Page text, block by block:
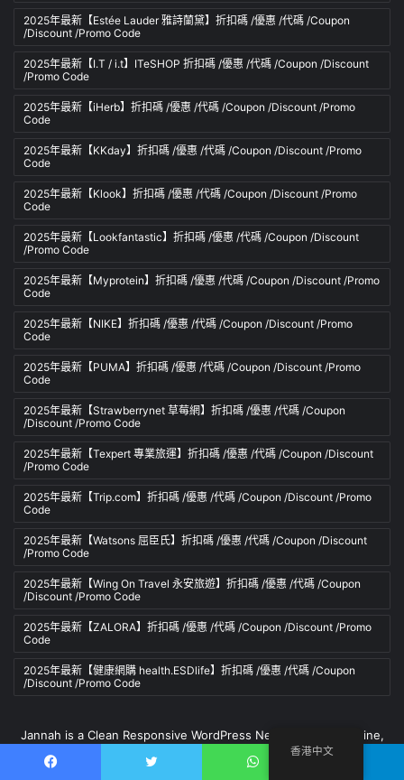
2025年最新【Estée Lauder 雅詩蘭黛】折扣碼 /優惠 /代碼 /Coupon
/Discount /Promo Code
2025年最新【I.T / i.t】ITeSHOP 折扣碼 /優惠 /代碼 /Coupon /Discount
/Promo Code
2025年最新【iHerb】折扣碼 /優惠 /代碼 /Coupon /Discount /Promo
Code
2025年最新【KKday】折扣碼 /優惠 /代碼 /Coupon /Discount /Promo
Code
2025年最新【Klook】折扣碼 /優惠 /代碼 /Coupon /Discount /Promo
Code
2025年最新【Lookfantastic】折扣碼 /優惠 /代碼 /Coupon /Discount
/Promo Code
2025年最新【Myprotein】折扣碼 /優惠 /代碼 /Coupon /Discount /Promo
Code
2025年最新【NIKE】折扣碼 /優惠 /代碼 /Coupon /Discount /Promo
Code
2025年最新【PUMA】折扣碼 /優惠 /代碼 /Coupon /Discount /Promo
Code
2025年最新【Strawberrynet 草莓網】折扣碼 /優惠 /代碼 /Coupon
/Discount /Promo Code
2025年最新【Texpert 專業旅運】折扣碼 /優惠 /代碼 /Coupon /Discount
/Promo Code
2025年最新【Trip.com】折扣碼 /優惠 /代碼 /Coupon /Discount /Promo
Code
2025年最新【Watsons 屈臣氏】折扣碼 /優惠 /代碼 /Coupon /Discount
/Promo Code
2025年最新【Wing On Travel 永安旅遊】折扣碼 /優惠 /代碼 /Coupon
/Discount /Promo Code
2025年最新【ZALORA】折扣碼 /優惠 /代碼 /Coupon /Discount /Promo
Code
2025年最新【健康網購 health.ESDlife】折扣碼 /優惠 /代碼 /Coupon
/Discount /Promo Code
Jannah is a Clean Responsive WordPress Newspaper, Magazine,
News and Blog theme. Packed with options that allow you to
香港中文